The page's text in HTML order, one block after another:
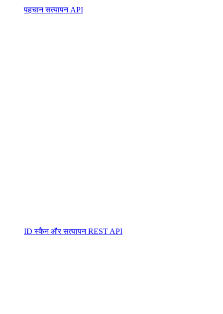
पहचान सत्यापन API
ID स्कैन और सत्यापन REST API